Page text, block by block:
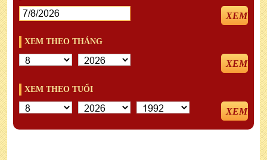
XEM
XEM THEO THÁNG
XEM
XEM THEO TUỔI
XEM